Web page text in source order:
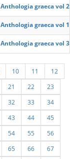
Anthologia graeca vol
Anthologia graeca vol 1
Anthologia graeca vol
10 11
12
21 22
23
32 33
34
43 44
45
54 55
56
65 66
67